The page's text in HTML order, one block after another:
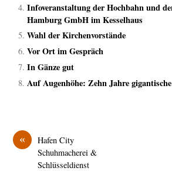
Infoveranstaltung der Hochbahn und
Hamburg GmbH im Kesselhaus
Wahl der Kirchenvorstände
Vor Ort im Gespräch
In Gänze gut
Auf Augenhöhe: Zehn Jahre
«
Hafen City
Schuhmacherei &
Schlüsseldienst